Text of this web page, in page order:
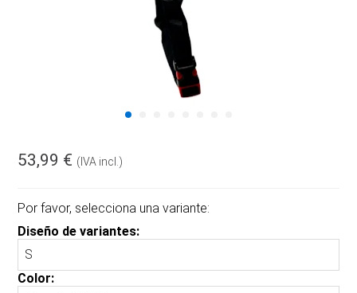
53,99 € (IVA incl.)
Por favor, selecciona una variante:
Diseño de variantes:
Color: